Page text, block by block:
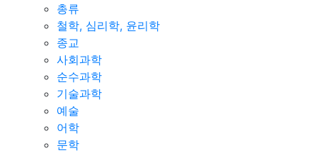
총류
철학, 심리학, 윤리학
종교
사회과학
순수과학
기술과학
예술
어학
문학